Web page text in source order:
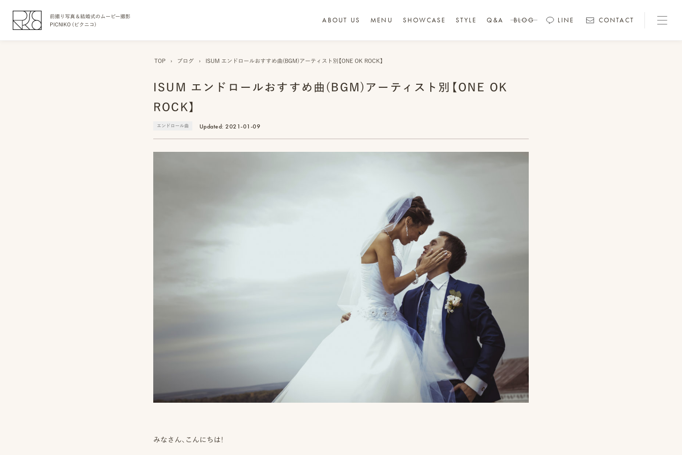
前撮り写真＆結婚式のムービー撮影
PICNIKO (ピクニコ)
ABOUT US MENU SHOWCASE STYLE Q&A BLOG LINE CONTACT
TOP › ブログ › ISUM エンドロールおすすめ曲(BGM)アーティスト別【ONE OK ROCK】
ISUM エンドロールおすすめ曲(BGM)アーティスト別【ONE OK
ROCK】
エンドロール曲 Updated:2021-01-09
みなさん、こんにちは！